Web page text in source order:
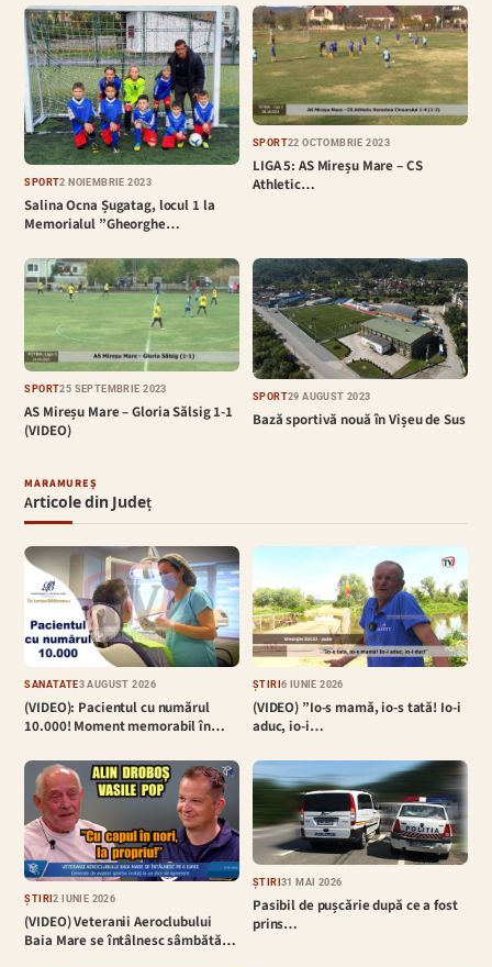
SPORT2 NOIEMBRIE 2023
Salina Ocna Șugatag, locul 1 la
Memorialul ”Gheorghe…
SPORT22 OCTOMBRIE 2023
LIGA 5: AS Mireșu Mare – CS
Athletic…
SPORT25 SEPTEMBRIE 2023
AS Mireșu Mare – Gloria Sălsig 1-1
(VIDEO)
SPORT29 AUGUST 2023
Bază sportivă nouă în Vișeu de Sus
MARAMUREȘ
Articole din Județ
SĂNĂTATE3 AUGUST 2026
(VIDEO): Pacientul cu numărul
10.000! Moment memorabil în…
ȘTIRI6 IUNIE 2026
(VIDEO) ”Io-s mamă, io-s tată! Io-i
aduc, io-i…
ȘTIRI2 IUNIE 2026
(VIDEO) Veteranii Aeroclubului
Baia Mare se întâlnesc sâmbătă…
ȘTIRI31 MAI 2026
Pasibil de pușcărie după ce a fost
prins…